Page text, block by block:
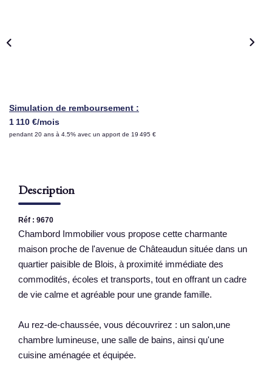
Simulation de remboursement :
1 110 €/mois
pendant 20 ans à 4.5% avec un apport de 19 495 €
Description
Réf : 9670
Chambord Immobilier vous propose cette charmante
maison proche de l'avenue de Châteaudun située dans un
quartier paisible de Blois, à proximité immédiate des
commodités, écoles et transports, tout en offrant un cadre
de vie calme et agréable pour une grande famille.
Au rez-de-chaussée, vous découvrirez : un salon,une
chambre lumineuse, une salle de bains, ainsi qu'une
cuisine aménagée et équipée.